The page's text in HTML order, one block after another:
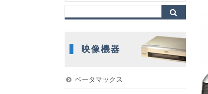
映像機器
ベータマックス